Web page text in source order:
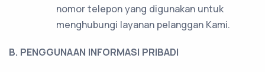
nomor telepon yang digunakan untuk
menghubungi layanan pelanggan Kami.
B. PENGGUNAAN INFORMASI PRIBADI